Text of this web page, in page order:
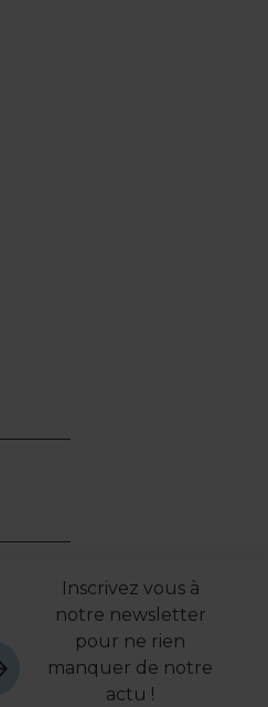
Inscrivez vous à
notre newsletter
pour ne rien
manquer de notre
actu !